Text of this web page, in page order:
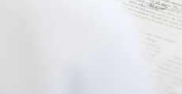
小学校教諭二種免許状
トヨタ自動車、アイ
問題と文化・
現在取り組んで
面的な視点か
学科・専攻の魅